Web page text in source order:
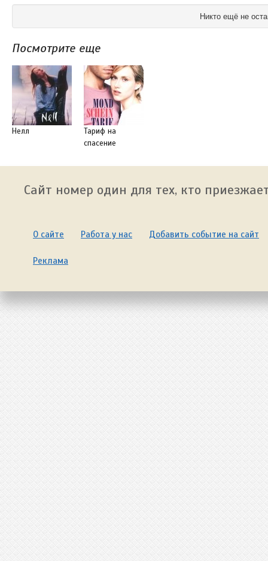
Никто ещё не
Посмотрите еще
Нелл
Тариф на
спасение
Сайт номер один для тех, кто
О сайте Работа у нас Добавить событие на сайт
Реклама